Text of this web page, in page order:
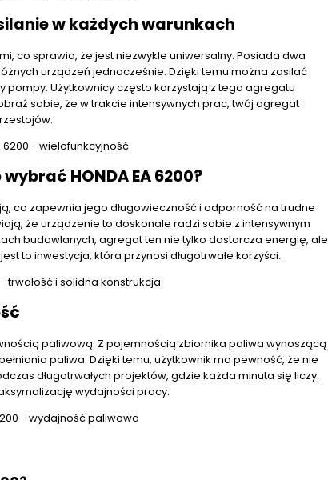
w każdych warunkach
co sprawia, że jest niezwykle uniwersalny. Posiada dwa
urządzeń jednocześnie. Dzięki temu można zasilać
pompy. Użytkownicy często korzystają z tego agregatu
sobie, że w trakcie intensywnych prac, twój agregat
HONDA EA 6200?
co zapewnia jego długowieczność i odporność na trudne
że urządzenie to doskonale radzi sobie z intensywnym
budowlanych, agregat ten nie tylko dostarcza energię, ale
to inwestycja, która przynosi długotrwałe korzyści.
paliwową. Z pojemnością zbiornika paliwa wynoszącą
paliwa. Dzięki temu, użytkownik ma pewność, że nie
długotrwałych projektów, gdzie każda minuta się liczy.
wydajności pracy.